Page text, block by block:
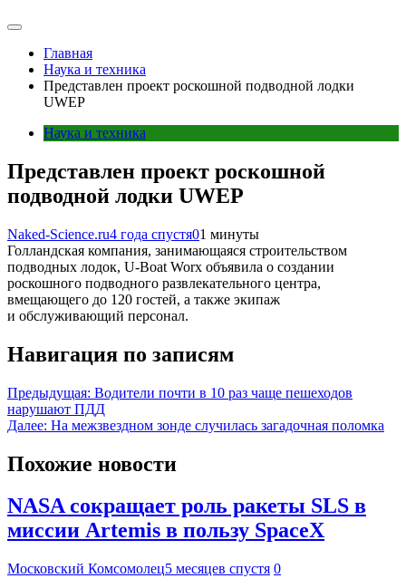
Главная
Наука и техника
Представлен проект роскошной подводной лодки
UWEP
Наука и техника
Представлен проект роскошной
подводной лодки UWEP
Naked-Science.ru4 года спустя01 минуты
Голландская компания, занимающаяся строительством
подводных лодок, U-Boat Worx объявила о создании
роскошного подводного развлекательного центра,
вмещающего до 120 гостей, а также экипаж
и обслуживающий персонал.
Навигация по записям
Предыдущая: Водители почти в 10 раз чаще пешеходов
нарушают ПДД
Далее: На межзвездном зонде случилась загадочная поломка
Похожие новости
NASA сокращает роль ракеты SLS в
миссии Artemis в пользу SpaceX
Московский Комсомолец5 месяцев спустя 0